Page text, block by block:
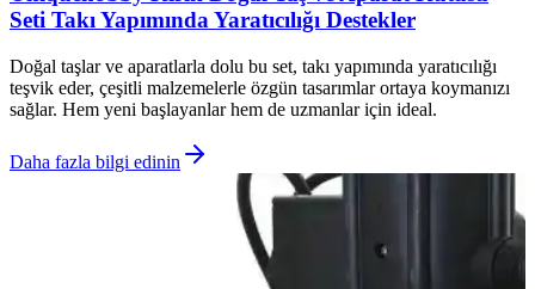
Seti Takı Yapımında Yaratıcılığı Destekler
Doğal taşlar ve aparatlarla dolu bu set, takı yapımında yaratıcılığı
teşvik eder, çeşitli malzemelerle özgün tasarımlar ortaya koymanızı
sağlar. Hem yeni başlayanlar hem de uzmanlar için ideal.
Daha fazla bilgi edinin